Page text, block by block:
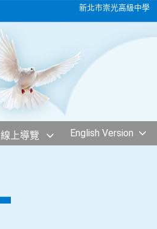
新北市崇光高級中學
線上導覽 English Version